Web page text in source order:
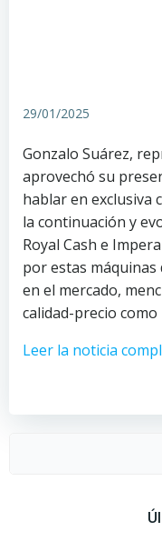
29/01/2025
Gonzalo Suárez,
aprovechó su
hablar en exclusiva
la continuación y
Royal Cash e
por estas
en el mercado,
calidad-precio
Leer la noticia